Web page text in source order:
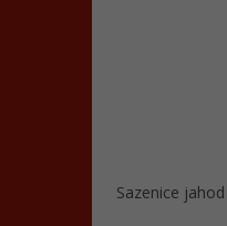
Sazenice jahod